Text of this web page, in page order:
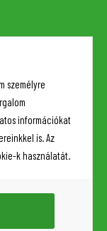
személyre
információkat
is. Az
k használatát.